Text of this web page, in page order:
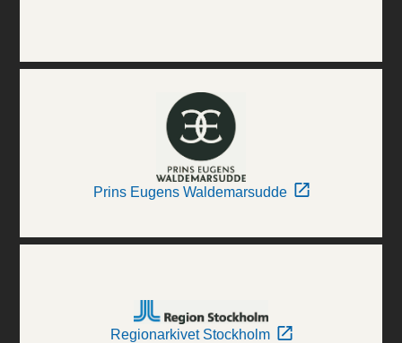
Prins Eugens Waldemarsudde
Regionarkivet Stockholm